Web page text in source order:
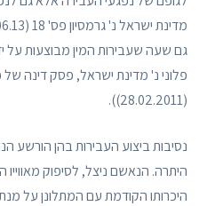
פלוני נ' מדינת ישראל, פסק דינה
(28.02.2011)).
נסיבות ביצוע העבירות בהן
היתרה. הנאשם ניצל, לסיפוק מאווייו
היכרותו הקודמת עם המתלונן על